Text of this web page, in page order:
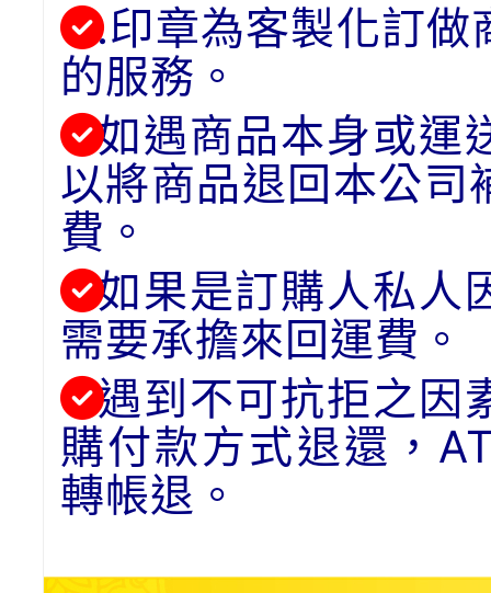
.印章為客製化訂做
的服務。
如遇商品本身或運
以將商品退回本公司
費。
如果是訂購人私人
需要承擔來回運費。
遇到不可抗拒之因
購付款方式退還，
轉帳退。